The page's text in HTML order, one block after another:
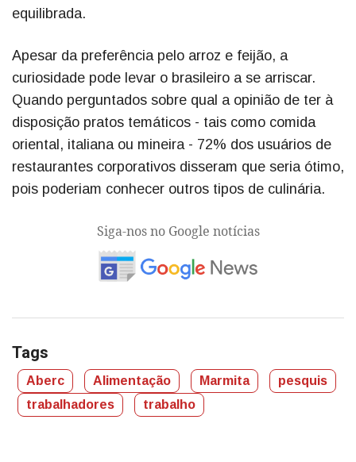
equilibrada.
Apesar da preferência pelo arroz e feijão, a
curiosidade pode levar o brasileiro a se arriscar.
Quando perguntados sobre qual a opinião de ter à
disposição pratos temáticos - tais como comida
oriental, italiana ou mineira - 72% dos usuários de
restaurantes corporativos disseram que seria ótimo,
pois poderiam conhecer outros tipos de culinária.
Siga-nos no Google notícias
Tags
Aberc Alimentação Marmita
pesquis
trabalhadores
trabalho